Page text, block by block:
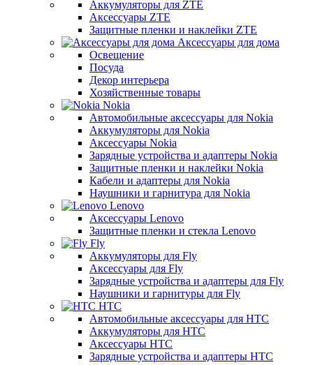
Аккумуляторы для ZTE
Аксессуары ZTE
Защитные пленки и наклейки ZTE
Аксессуары для дома
Освещение
Посуда
Декор интерьера
Хозяйственные товары
Nokia
Автомобильные аксессуары для Nokia
Аккумуляторы для Nokia
Аксессуары Nokia
Зарядные устройства и адаптеры Nokia
Защитные пленки и наклейки Nokia
Кабели и адаптеры для Nokia
Наушники и гарнитура для Nokia
Lenovo
Аксессуары Lenovo
Защитные пленки и стекла Lenovo
Fly
Аккумуляторы для Fly
Аксессуары для Fly
Зарядные устройства и адаптеры для Fly
Наушники и гарнитуры для Fly
HTC
Автомобильные аксессуары для HTC
Аккумуляторы для HTC
Аксессуары HTC
Зарядные устройства и адаптеры HTC